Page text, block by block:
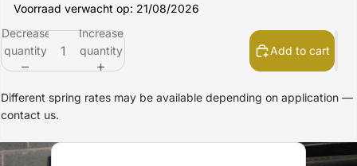
Voorraad verwacht op: 21/08/2026
Decrease
quantity
Increase
quantity
Add to cart
Different spring rates may be available depending on application —
contact us.